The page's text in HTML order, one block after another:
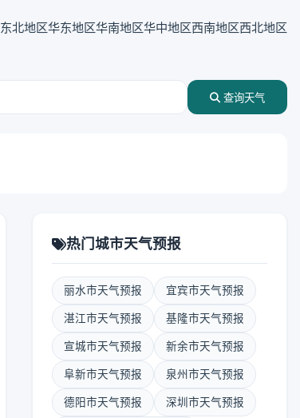
东北地区华东地区华南地区华中地区西南地区西北地区
查询天气
热门城市天气预报
丽水市天气预报 宜宾市天气预报
湛江市天气预报 基隆市天气预报
宣城市天气预报 新余市天气预报
阜新市天气预报 泉州市天气预报
德阳市天气预报 深圳市天气预报